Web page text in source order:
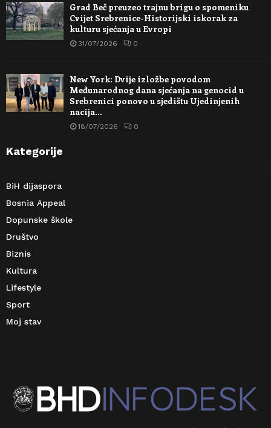
Grad Beč preuzeo trajnu brigu o spomeniku
Cvijet Srebrenice-Historijski iskorak za
kulturu sjećanja u Evropi
31/07/2026 0
New York: Dvije izložbe povodom
Međunarodnog dana sjećanja na genocid u
Srebrenici ponovo u sjedištu Ujedinjenih
nacija…
18/07/2026 0
Kategorije
BiH dijaspora
Bosnia Appeal
Dopunske škole
Društvo
Biznis
Kultura
Lifestyle
Sport
Moj stav